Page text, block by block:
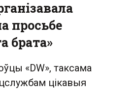
просьбе
брата»
«DW», таксама
цікавыя